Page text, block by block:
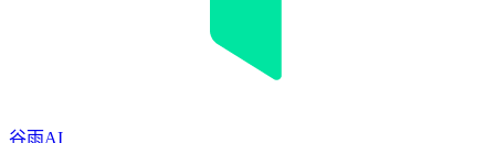
谷雨AI